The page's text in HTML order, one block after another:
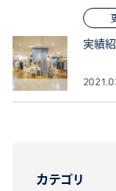
実績紹
カテゴリ